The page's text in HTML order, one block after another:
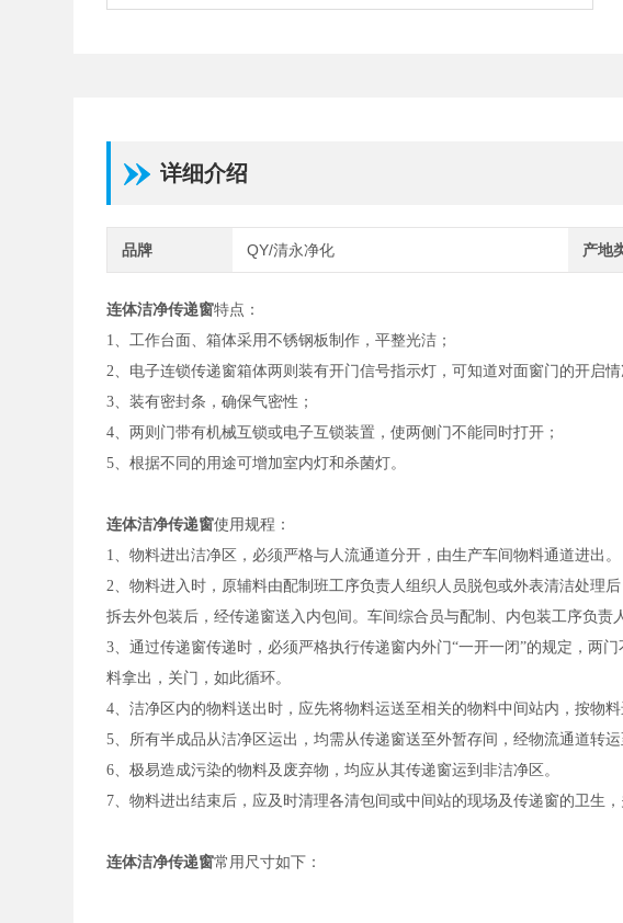
详细介绍
品牌 QY/清永净化 产地
连体洁净传递窗特点：
1、工作台面、箱体采用不锈钢板制作，平整光洁；
2、电子连锁传递窗箱体两则装有开门信号指示灯，可知道对面窗门的开启情
3、装有密封条，确保气密性；
4、两则门带有机械互锁或电子互锁装置，使两侧门不能同时打开；
5、根据不同的用途可增加室内灯和杀菌灯。
连体洁净传递窗使用规程：
1、物料进出洁净区，必须严格与人流通道分开，由生产车间物料通道进出。
2、物料进入时，原辅料由配制班工序负责人组织人员脱包或外表清洁处理
拆去外包装后，经传递窗送入内包间。车间综合员与配制、内包装工序负责
3、通过传递窗传递时，必须严格执行传递窗内外门“一开一闭”的规定，两
料拿出，关门，如此循环。
4、洁净区内的物料送出时，应先将物料运送至相关的物料中间站内，按物料
5、所有半成品从洁净区运出，均需从传递窗送至外暂存间，经物流通道转运
6、极易造成污染的物料及废弃物，均应从其传递窗运到非洁净区。
7、物料进出结束后，应及时清理各清包间或中间站的现场及传递窗的卫生
连体洁净传递窗常用尺寸如下：